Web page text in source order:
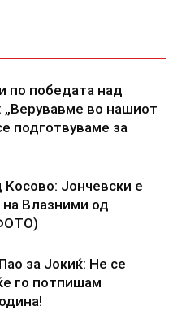
по победата над
„Верувавме во нашиот
подготвуваме за
Јончевски е
Влазними од
за Јокиќ: Не се
го потпишам